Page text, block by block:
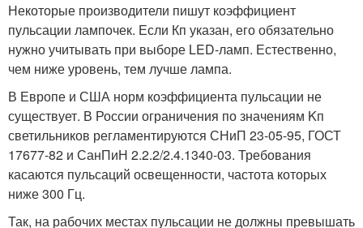
Некоторые производители пишут коэффициент
пульсации лампочек. Если Кп указан, его обязательно
нужно учитывать при выборе LED-ламп. Естественно,
чем ниже уровень, тем лучше лампа.
В Европе и США норм коэффициента пульсации не
существует. В России ограничения по значениям Kп
светильников регламентируются СНиП 23-05-95, ГОСТ
17677-82 и СанПиН 2.2.2/2.4.1340-03. Требования
касаются пульсаций освещенности, частота которых
ниже 300 Гц.
Так, на рабочих местах пульсации не должны превышать